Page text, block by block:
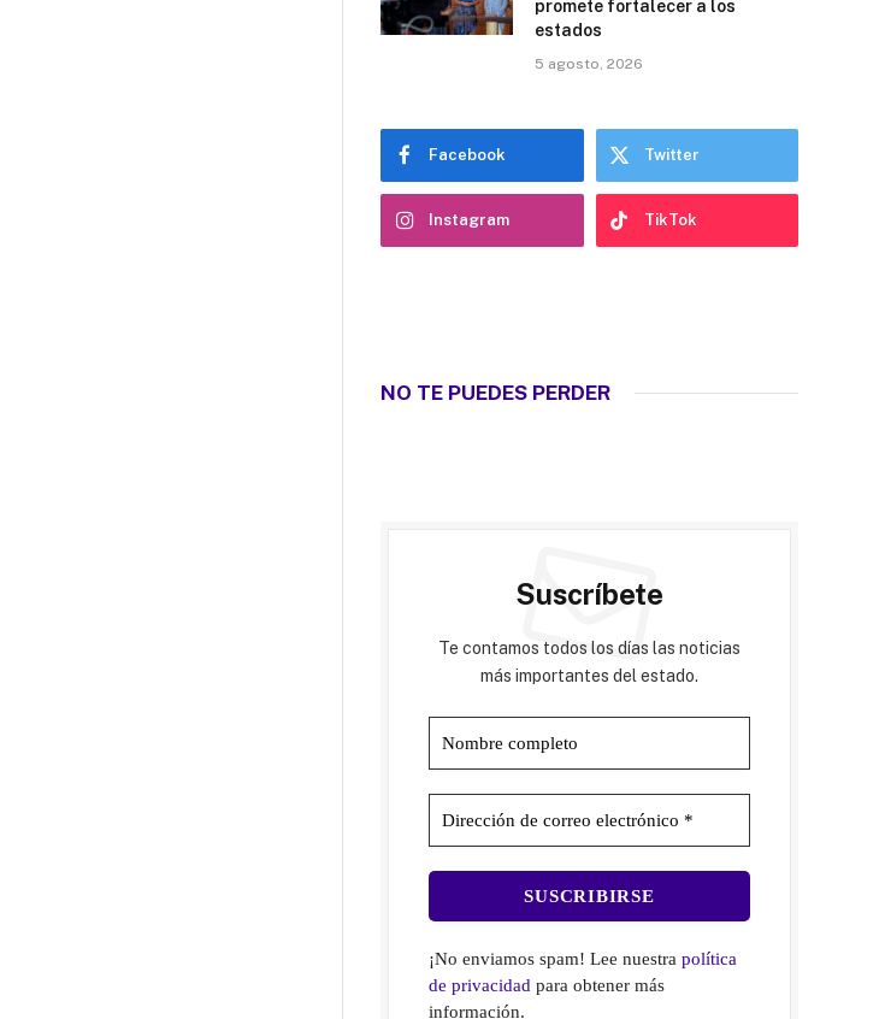
promete fortalecer a los
estados
5 agosto, 2026
Facebook Twitter
Instagram TikTok
NO TE PUEDES PERDER
Suscríbete
Te contamos todos los días las noticias
más importantes del estado.
¡No enviamos spam! Lee nuestrapolítica
de privacidad para obtener más
información.